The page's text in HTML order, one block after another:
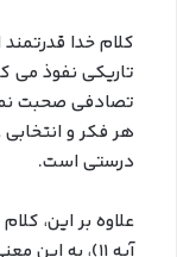
کلام خدا
تاریکی نفوذ می
تصادفی صحبت
هر فکر و
درستی است.